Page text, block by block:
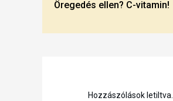
Öregedés ellen? C-vitamin!
Hozzászólások letiltva.